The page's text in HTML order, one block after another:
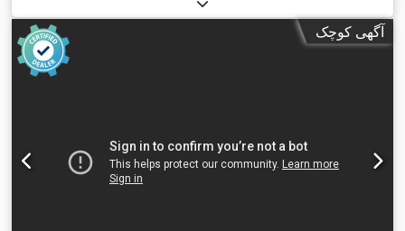
آگهی کوچک